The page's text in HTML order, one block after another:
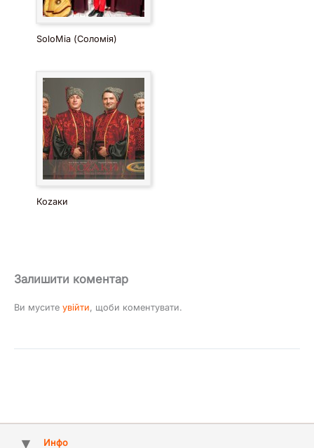
SoloMia (Соломія)
Коzaки
Залишити коментар
Ви мусите увійти, щоби коментувати.
Инфо